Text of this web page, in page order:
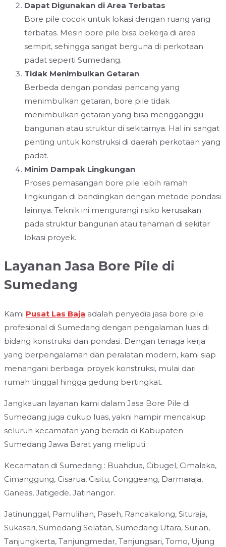
Dapat Digunakan di Area Terbatas
Bore pile cocok untuk lokasi dengan ruang yang
terbatas. Mesin bore pile bisa bekerja di area
sempit, sehingga sangat berguna di perkotaan
padat seperti Sumedang.
Tidak Menimbulkan Getaran
Berbeda dengan pondasi pancang yang
menimbulkan getaran, bore pile tidak
menimbulkan getaran yang bisa mengganggu
bangunan atau struktur di sekitarnya. Hal ini sangat
penting untuk konstruksi di daerah perkotaan yang
padat.
Minim Dampak Lingkungan
Proses pemasangan bore pile lebih ramah
lingkungan di bandingkan dengan metode pondasi
lainnya. Teknik ini mengurangi risiko kerusakan
pada struktur bangunan atau tanaman di sekitar
lokasi proyek.
Layanan Jasa Bore Pile di
Sumedang
Kami Pusat Las Baja adalah penyedia jasa bore pile
profesional di Sumedang dengan pengalaman luas di
bidang konstruksi dan pondasi. Dengan tenaga kerja
yang berpengalaman dan peralatan modern, kami siap
menangani berbagai proyek konstruksi, mulai dari
rumah tinggal hingga gedung bertingkat.
Jangkauan layanan kami dalam Jasa Bore Pile di
Sumedang juga cukup luas, yakni hampir mencakup
seluruh kecamatan yang berada di Kabupaten
Sumedang Jawa Barat yang meliputi :
Kecamatan di Sumedang : Buahdua, Cibugel, Cimalaka,
Cimanggung, Cisarua, Cisitu, Conggeang, Darmaraja,
Ganeas, Jatigede, Jatinangor.
Jatinunggal, Pamulihan, Paseh, Rancakalong, Situraja,
Sukasari, Sumedang Selatan, Sumedang Utara, Surian,
Tanjungkerta, Tanjungmedar, Tanjungsari, Tomo, Ujung